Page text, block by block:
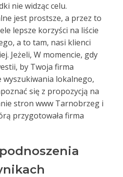
nie widząc celu.
jest prostsze, a przez to
lepsze korzyści na liście
a to tam, nasi klienci
Jeżeli, W momencie, gdy
by Twoja firma
wyszukiwania lokalnego,
się z propozycją na
stron www Tarnobrzeg i
przygotowała firma